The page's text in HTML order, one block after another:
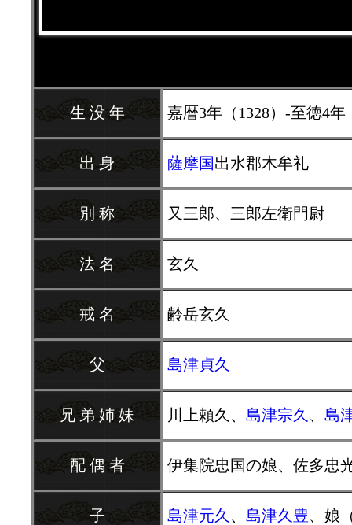
生 没 年 嘉暦3年（1328）-至徳4
出 身 薩摩国出水郡木牟礼
別 称 又三郎、三郎左衛門尉
法 名 玄久
戒 名 齢岳玄久
父 島津貞久
兄 弟 姉 妹 川上頼久、 島津宗久 、 島
配 偶 者 伊集院忠国の娘、佐多忠
子 島津元久 、 島津久豊、娘